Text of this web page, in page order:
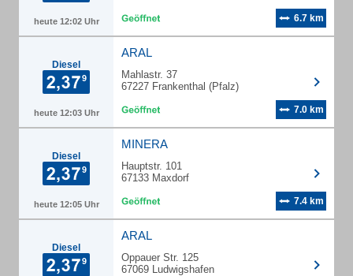
heute 12:02 Uhr 6.7 km
Diesel
heute 12:03 Uhr
ARAL
Mahlastr. 37
67227 Frankenthal (Pfalz)
7.0 km
Diesel
heute 12:05 Uhr
MINERA
Hauptstr. 101
67133 Maxdorf
7.4 km
Diesel
ARAL
Oppauer Str. 125
67069 Ludwigshafen